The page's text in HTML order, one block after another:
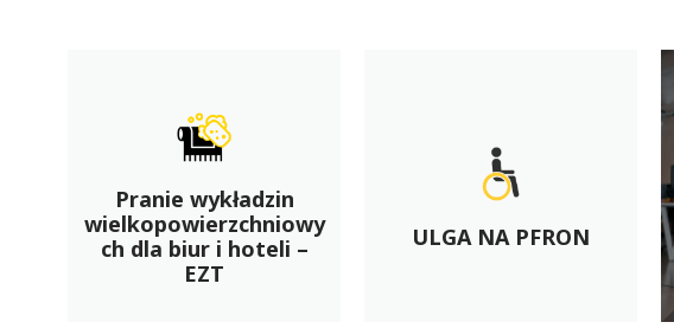
Pranie wykładzin
wielkopowierzchniowy
ch dla biur i hoteli –
EZT
ULGA NA PFRON